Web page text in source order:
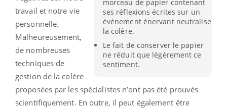
morceau de papier contenant
ses réflexions écrites sur un
événement énervant neutralise
la colère.
Le fait de conserver le papier
ne réduit que légèrement ce
sentiment.
travail et notre vie
personnelle.
Malheureusement,
de nombreuses
techniques de
gestion de la colère
proposées par les spécialistes n’ont pas été prouvés
scientifiquement. En outre, il peut également être